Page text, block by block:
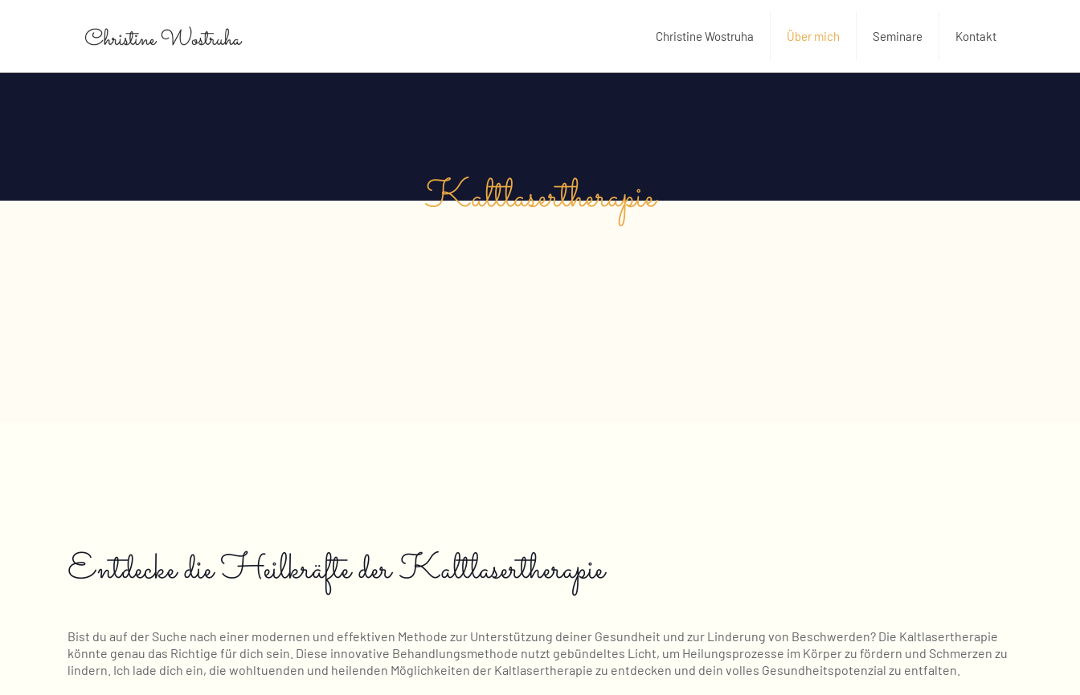
Christine Wostruha Über mich Seminare Kontakt
Kaltlasertherapie
Entdecke die Heilkräfte der Kaltlasertherapie
Bist du auf der Suche nach einer modernen und effektiven Methode zur Unterstützung deiner Gesundheit und zur Linderung von Beschwerden? Die Kaltlasertherapie
könnte genau das Richtige für dich sein. Diese innovative Behandlungsmethode nutzt gebündeltes Licht, um Heilungsprozesse im Körper zu fördern und Schmerzen zu
lindern. Ich lade dich ein, die wohltuenden und heilenden Möglichkeiten der Kaltlasertherapie zu entdecken und dein volles Gesundheitspotenzial zu entfalten.